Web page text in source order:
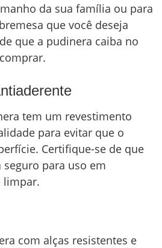
da sua família ou para
que você deseja
que a pudinera caiba no
tem um revestimento
para evitar que o
Certifique-se de que
para uso em
limpar.
com alças resistentes e